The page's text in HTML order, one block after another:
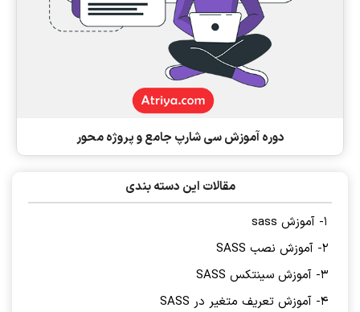
دوره آموزش سی شارپ جامع و پروژه محور
مقالات این دسته بندی
1- آموزش sass
2- آموزش نصب SASS
3- آموزش سینتکس SASS
4- آموزش تعریف متغیر در SASS